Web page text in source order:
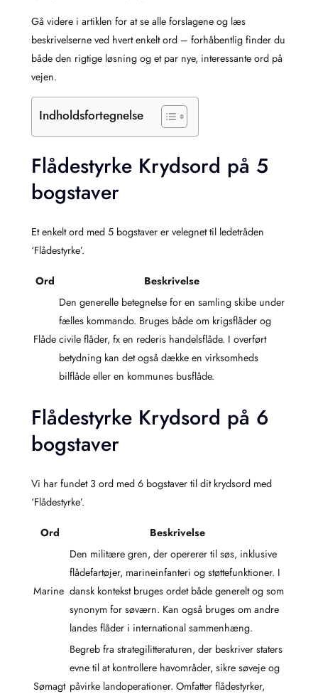
Gå videre i artiklen for at se alle forslagene og læs
beskrivelserne ved hvert enkelt ord – forhåbentlig finder du
både den rigtige løsning og et par nye, interessante ord på
vejen.
Indholdsfortegnelse
Flådestyrke Krydsord på 5
bogstaver
Et enkelt ord med 5 bogstaver er velegnet til ledetråden
‘Flådestyrke’.
Ord Beskrivelse
Flåde
Den generelle betegnelse for en samling skibe under
fælles kommando. Bruges både om krigsflåder og
civile flåder, fx en rederis handelsflåde. I overført
betydning kan det også dække en virksomheds
bilflåde eller en kommunes busflåde.
Flådestyrke Krydsord på 6
bogstaver
Vi har fundet 3 ord med 6 bogstaver til dit krydsord med
‘Flådestyrke’.
Ord Beskrivelse
Marine
Den militære gren, der opererer til søs, inklusive
flådefartøjer, marineinfanteri og støttefunktioner. I
dansk kontekst bruges ordet både generelt og som
synonym for søværn. Kan også bruges om andre
landes flåder i international sammenhæng.
Sømagt
Begreb fra strategilitteraturen, der beskriver staters
evne til at kontrollere havområder, sikre søveje og
påvirke landoperationer. Omfatter flådestyrker,